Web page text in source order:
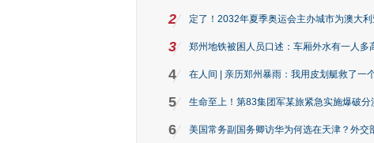
2 定了！2032年夏季奥运会主办城市为澳大
3 郑州地铁被困人员口述：车厢外水有一人多
4 在人间 | 亲历郑州暴雨：我用皮划艇救了一
5 生命至上！第83集团军某旅紧急实施爆破分
6 美国常务副国务卿访华为何选在天津？外交